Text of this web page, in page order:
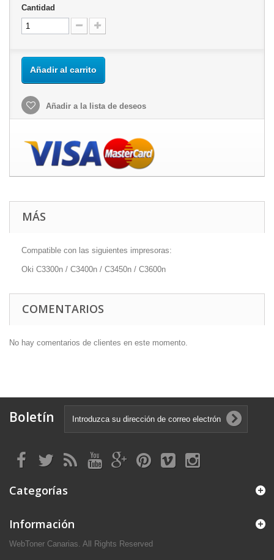
Cantidad
Añadir al carrito
Añadir a la lista de deseos
MÁS
Compatible con las siguientes impresoras:
Oki C3300n / C3400n / C3450n / C3600n
COMENTARIOS
No hay comentarios de clientes en este momento.
Boletín
Categorías
Información
WebToner Canarias. All Rights Reserved